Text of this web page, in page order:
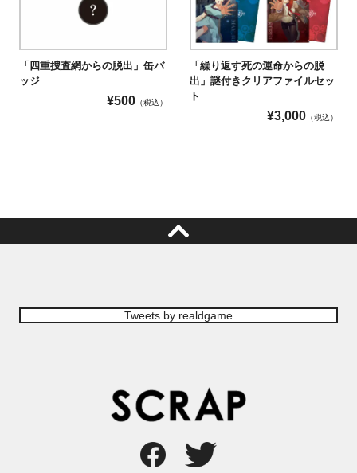
「四重捜査網からの脱出」缶バ
ッジ
¥500 （税込）
「繰り返す死の運命からの脱
出」謎付きクリアファイルセッ
ト
¥3,000 （税込）
Tweets by realdgame